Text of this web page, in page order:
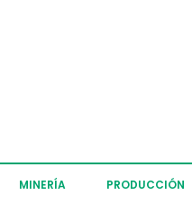
MINERÍA PRODUCCIÓN